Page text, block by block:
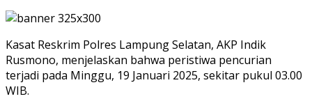
Kasat Reskrim Polres Lampung Selatan, AKP Indik
Rusmono, menjelaskan bahwa peristiwa pencurian
terjadi pada Minggu, 19 Januari 2025, sekitar pukul 03.00
WIB.